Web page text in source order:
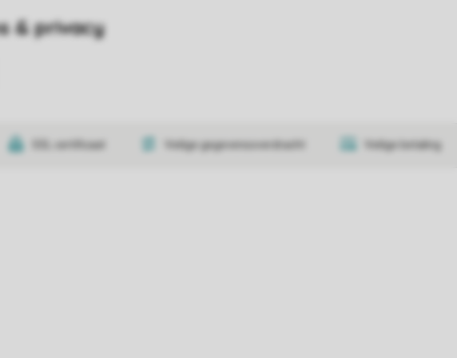
& privacy
SSL certificaat Veilige gegevensoverdracht Veilige betaling